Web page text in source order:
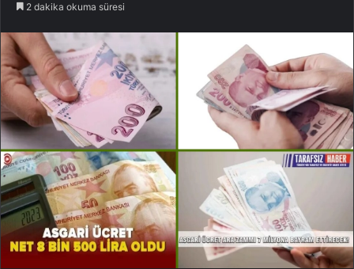
2 dakika okuma süresi